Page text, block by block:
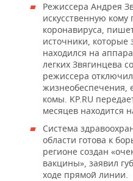
Режиссера Андрея
искусственную кому
коронавируса,
источники, которые
находился на
легких Звягинцева
режиссера
жизнеобеспечения,
комы. KP.RU
месяцев находится
Система
области готова к
регионе создан
вакцины», заявил
ходе прямой линии.